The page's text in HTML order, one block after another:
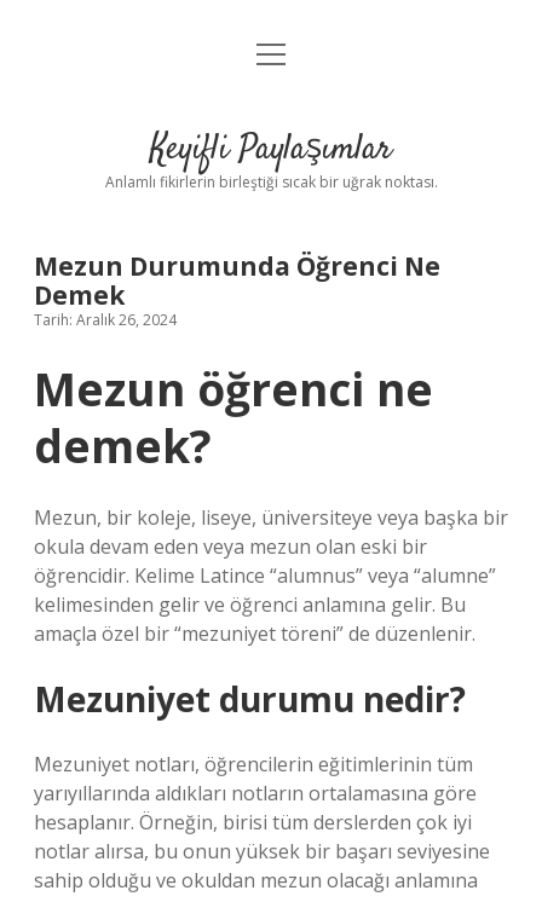
Anasayfa
Yasal Uyarı
menüyü
Keyifli Paylaşımlar
Anlamlı fikirlerin birleştiği sıcak bir uğrak noktası.
Mezun Durumunda Öğrenci Ne
Demek
Tarih: Aralık 26, 2024
Mezun öğrenci ne
demek?
Mezun, bir koleje, liseye, üniversiteye veya başka bir
okula devam eden veya mezun olan eski bir
öğrencidir. Kelime Latince “alumnus” veya “alumne”
kelimesinden gelir ve öğrenci anlamına gelir. Bu
amaçla özel bir “mezuniyet töreni” de düzenlenir.
Mezuniyet durumu nedir?
Mezuniyet notları, öğrencilerin eğitimlerinin tüm
yarıyıllarında aldıkları notların ortalamasına göre
hesaplanır. Örneğin, birisi tüm derslerden çok iyi
notlar alırsa, bu onun yüksek bir başarı seviyesine
sahip olduğu ve okuldan mezun olacağı anlamına